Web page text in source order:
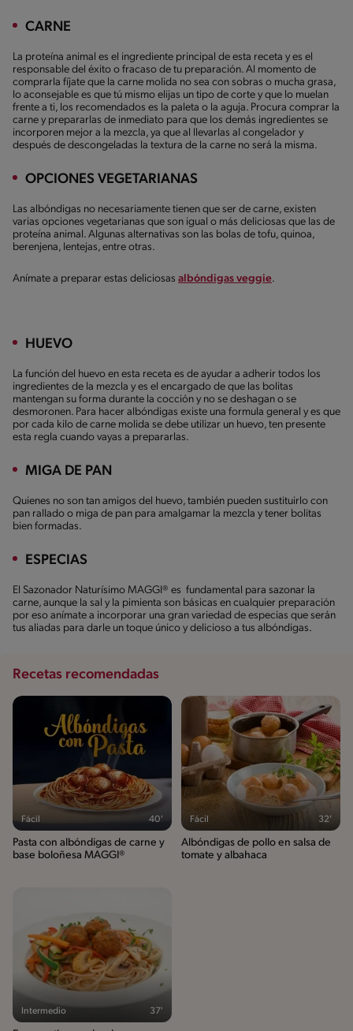
CARNE
La proteína animal es el ingrediente principal de esta receta y es el
responsable del éxito o fracaso de tu preparación. Al momento de
comprarla fíjate que la carne molida no sea con sobras o mucha grasa,
lo aconsejable es que tú mismo elijas un tipo de corte y que lo muelan
frente a ti, los recomendados es la paleta o la aguja. Procura comprar la
carne y prepararlas de inmediato para que los demás ingredientes se
incorporen mejor a la mezcla, ya que al llevarlas al congelador y
después de descongeladas la textura de la carne no será la misma.
OPCIONES VEGETARIANAS
Las albóndigas no necesariamente tienen que ser de carne, existen
varias opciones vegetarianas que son igual o más deliciosas que las de
proteína animal. Algunas alternativas son las bolas de tofu, quinoa,
berenjena, lentejas, entre otras.
Anímate a preparar estas deliciosas albóndigas veggie.
HUEVO
La función del huevo en esta receta es de ayudar a adherir todos los
ingredientes de la mezcla y es el encargado de que las bolitas
mantengan su forma durante la cocción y no se deshagan o se
desmoronen. Para hacer albóndigas existe una formula general y es que
por cada kilo de carne molida se debe utilizar un huevo, ten presente
esta regla cuando vayas a prepararlas.
MIGA DE PAN
Quienes no son tan amigos del huevo, también pueden sustituirlo con
pan rallado o miga de pan para amalgamar la mezcla y tener bolitas
bien formadas.
ESPECIAS
El Sazonador Naturísimo MAGGI® es fundamental para sazonar la
carne, aunque la sal y la pimienta son básicas en cualquier preparación
por eso anímate a incorporar una gran variedad de especias que serán
tus aliadas para darle un toque único y delicioso a tus albóndigas.
Recetas recomendadas
Fácil 40'
Pasta con albóndigas de carne y
base boloñesa MAGGI®
Fácil 32'
Albóndigas de pollo en salsa de
tomate y albahaca
Intermedio 37'